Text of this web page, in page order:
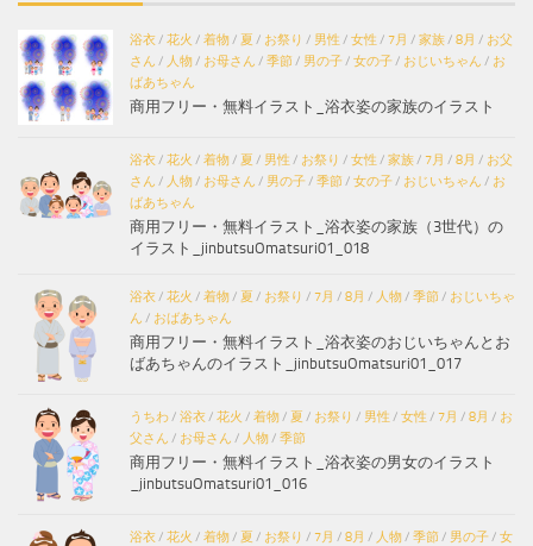
浴衣 / 花火 / 着物 / 夏 / お祭り / 男性 / 女性 / 7月 / 家族 / 8月 / お父
さん / 人物 / お母さん / 季節 / 男の子 / 女の子 / おじいちゃん / お
ばあちゃん
商用フリー・無料イラスト_浴衣姿の家族のイラスト
浴衣 / 花火 / 着物 / 夏 / 男性 / お祭り / 女性 / 家族 / 7月 / 8月 / お父
さん / 人物 / お母さん / 男の子 / 季節 / 女の子 / おじいちゃん / お
ばあちゃん
商用フリー・無料イラスト_浴衣姿の家族（3世代）の
イラスト_jinbutsuOmatsuri01_018
浴衣 / 花火 / 着物 / 夏 / お祭り / 7月 / 8月 / 人物 / 季節 / おじいちゃ
ん / おばあちゃん
商用フリー・無料イラスト_浴衣姿のおじいちゃんとお
ばあちゃんのイラスト_jinbutsuOmatsuri01_017
うちわ / 浴衣 / 花火 / 着物 / 夏 / お祭り / 男性 / 女性 / 7月 / 8月 / お
父さん / お母さん / 人物 / 季節
商用フリー・無料イラスト_浴衣姿の男女のイラスト
_jinbutsuOmatsuri01_016
浴衣 / 花火 / 着物 / 夏 / お祭り / 7月 / 8月 / 人物 / 季節 / 男の子 / 女